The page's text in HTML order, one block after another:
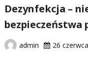
Dezynfekcja –
bezpieczeństwa
admin 26